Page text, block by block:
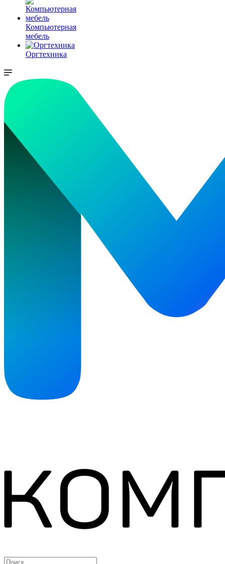
Компьютерная
мебель
Оргтехника